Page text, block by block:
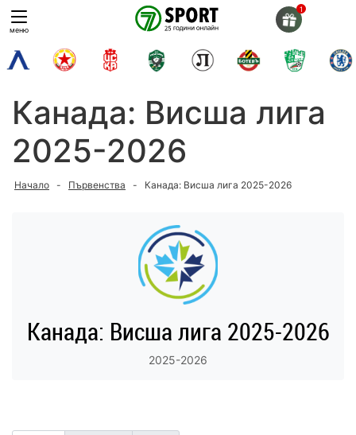
Skip
to
content
меню
Канада: Висша лига
2025-2026
Начало - Първенства - Канада: Висша лига 2025-2026
Канада: Висша лига 2025-2026
2025-2026